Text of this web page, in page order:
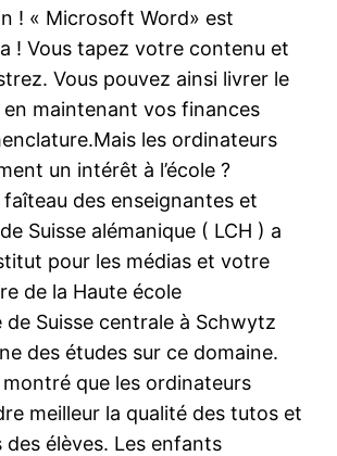
! « Microsoft Word» est
! Vous tapez votre contenu et
Vous pouvez ainsi livrer le
maintenant vos finances
les ordinateurs
un intérêt à l’école ?
faîteau des enseignantes et
Suisse alémanique ( LCH ) a
pour les médias et votre
de la Haute école
de Suisse centrale à Schwytz
des études sur ce domaine.
que les ordinateurs
meilleur la qualité des tutos et
des élèves. Les enfants